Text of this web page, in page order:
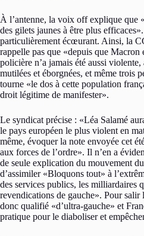
À l’antenne, la voix off explique que
des gilets jaunes à être plus
particulièrement écœurant. Ainsi, la
rappelle pas que «depuis que Macron
policière n’a jamais été aussi
mutilées et éborgnées, et même trois
tourne «le dos à cette population
droit légitime de manifester».
Le syndicat précise : «Léa Salamé
le pays européen le plus violent en
même, évoquer la note envoyée cet
aux forces de l’ordre». Il n’en a
de seule explication du mouvement
d’assimiler «Bloquons tout» à
des services publics, les milliardaires
revendications de gauche». Pour salir
donc qualifié «d’ultra-gauche» et
pratique pour le diaboliser et